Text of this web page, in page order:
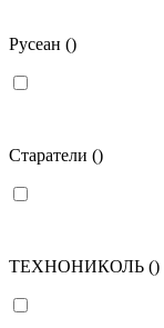
Русеан ()
Старатели ()
ТЕХНОНИКОЛЬ ()